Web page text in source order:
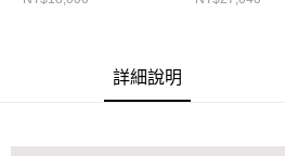
恩沛科技股份有限公司將有權停止該用戶之
詳細說明